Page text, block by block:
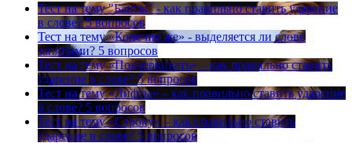
Тест на тему "Банты" - как правильно ставить ударение
в слове? 5 вопросов
Тест на тему «Конечно же» - выделяется ли слово
запятыми? 5 вопросов
Тест на тему «Подчеркивать» – как правильно ставить
ударение в слове? 5 вопросов
Тест на тему «Лифты» – как правильно ставить ударение
в слове? 5 вопросов
Тест на тему «Строку» – как правильно ставить
ударение в слове? 5 вопросов